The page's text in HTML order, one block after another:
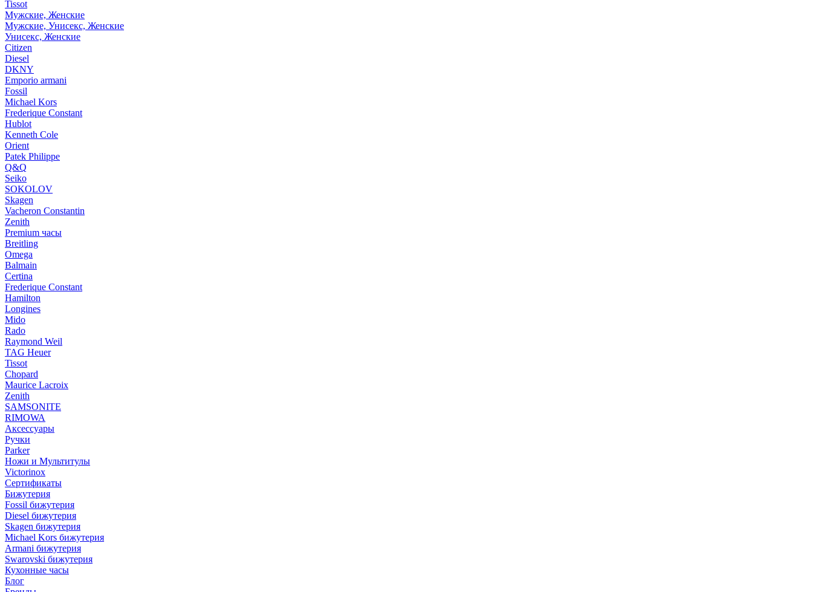
Tissot
Мужские, Женские
Мужские, Унисекс, Женские
Унисекс, Женские
Citizen
Diesel
DKNY
Emporio armani
Fossil
Michael Kors
Frederique Constant
Hublot
Kenneth Cole
Orient
Patek Philippe
Q&Q
Seiko
SOKOLOV
Skagen
Vacheron Constantin
Zenith
Premium часы
Breitling
Omega
Balmain
Certina
Frederique Constant
Hamilton
Longines
Mido
Rado
Raymond Weil
TAG Heuer
Tissot
Chopard
Maurice Lacroix
Zenith
SAMSONITE
RIMOWA
Аксессуары
Ручки
Parker
Ножи и Мультитулы
Victorinox
Сертификаты
Бижутерия
Fossil бижутерия
Diesel бижутерия
Skagen бижутерия
Michael Kors бижутерия
Armani бижутерия
Swarovski бижутерия
Кухонные часы
Блог